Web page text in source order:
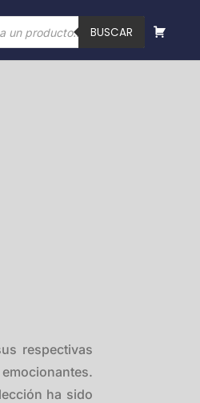
BUSCAR
respectivas
ha sido